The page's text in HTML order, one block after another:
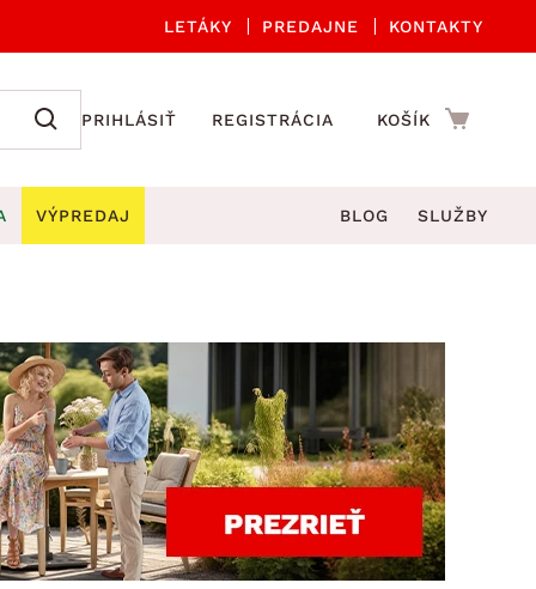
LETÁKY PREDAJNE KONTAKTY
PRIHLÁSIŤ REGISTRÁCIA KOŠÍK
Kúpeľňové doplnky
Záhradné doplnky
Zobrazit vše
lavice
stoly
hojdačky
lehátka
doplnky
VÝPREDAJ BLOG SLUŽBY